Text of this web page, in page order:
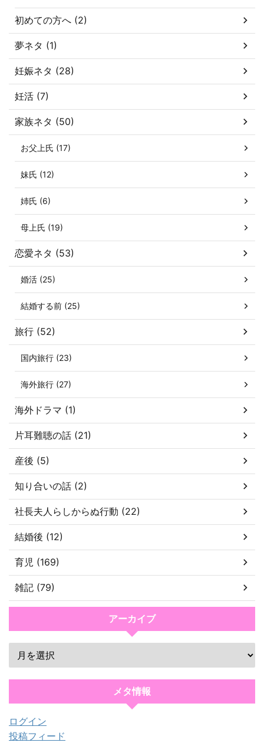
初めての方へ (2)
夢ネタ (1)
妊娠ネタ (28)
妊活 (7)
家族ネタ (50)
お父上氏 (17)
妹氏 (12)
姉氏 (6)
母上氏 (19)
恋愛ネタ (53)
婚活 (25)
結婚する前 (25)
旅行 (52)
国内旅行 (23)
海外旅行 (27)
海外ドラマ (1)
片耳難聴の話 (21)
産後 (5)
知り合いの話 (2)
社長夫人らしからぬ行動 (22)
結婚後 (12)
育児 (169)
雑記 (79)
アーカイブ
メタ情報
ログイン
投稿フィード